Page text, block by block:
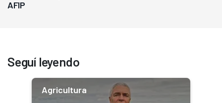
AFIP
Seguí leyendo
Agricultura